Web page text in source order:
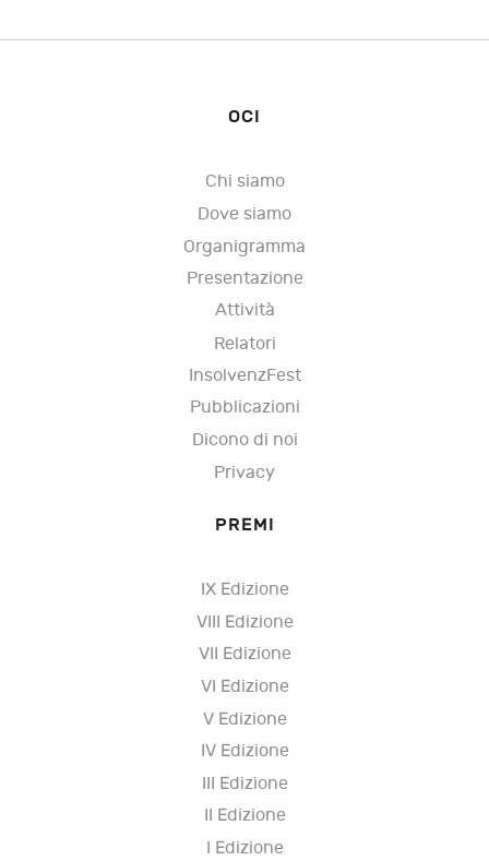
OCI
Chi siamo
Dove siamo
Organigramma
Presentazione
Attività
Relatori
InsolvenzFest
Pubblicazioni
Dicono di noi
Privacy
PREMI
IX Edizione
VIII Edizione
VII Edizione
VI Edizione
V Edizione
IV Edizione
III Edizione
II Edizione
I Edizione